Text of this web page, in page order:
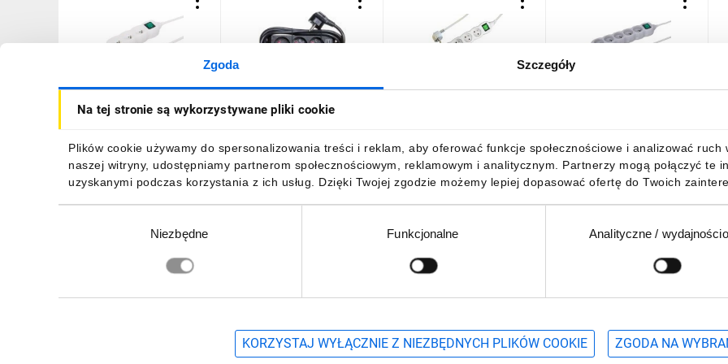
Zgoda Szczegóły
Na tej stronie są wykorzystywane pliki cookie
Plików cookie używamy do spersonalizowania treści i reklam, aby oferować funkcje społecznościowe i analizować
naszej witryny, udostępniamy partnerom społecznościowym, reklamowym i analitycznym. Partnerzy mogą połączyć
uzyskanymi podczas korzystania z ich usług. Dzięki Twojej zgodzie możemy lepiej dopasować ofertę do Twoich
Niezbędne Funkcjonalne Analityczne /
KORZYSTAJ WYŁĄCZNIE Z NIEZBĘDNYCH PLIKÓW COOKIE ZGODA NA
Przedłużacz 3-gniazdowy,
3m biały, z wyłącznikiem,
28,56 złbrutto
Listwa zasilajaca Eco-Line
3m 3x230V czarna H05VV-
54,85 zł brutto 34,87 zł brutto 29,61 złbrutto
DO KOSZYKA
Zapisz się, aby otrzymać informacje o nowościach, promocjach i wyprzedażach